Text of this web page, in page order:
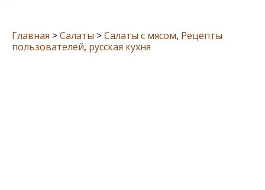
Главная >Салаты >Салаты с мясом, Рецепты
пользователей, русская кухня